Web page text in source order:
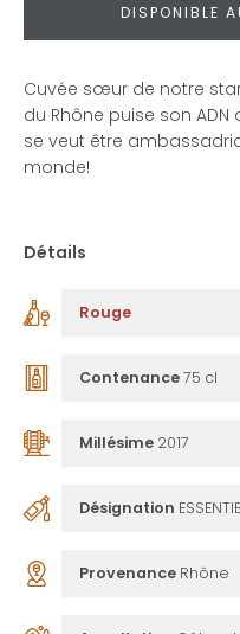
Cuvée sœur de notre star
du Rhône puise son
se veut être
monde!
Détails
Rouge
Contenance75 cl
Millésime 2017
Désignation
Provenance Rhône
DISPONIBLE